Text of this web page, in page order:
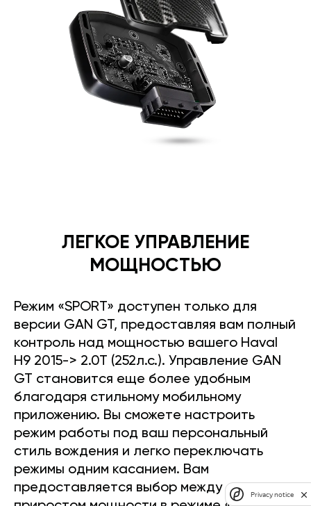
ЛЕГКОЕ УПРАВЛЕНИЕ
МОЩНОСТЬЮ
Режим «SPORT» доступен только для
версии GAN GT, предоставляя вам полный
контроль над мощностью вашего Haval
H9 2015-> 2.0T (252л.с.). Управление GAN
GT становится еще более удобным
благодаря стильному мобильному
приложению. Вы сможете настроить
режим работы под ваш персональный
стиль вождения и легко переключать
режимы одним касанием. Вам
предоставляется выбор между
Privacy notice